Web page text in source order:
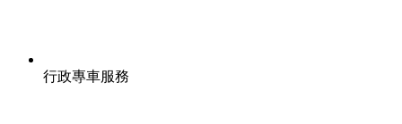
行政專車服務